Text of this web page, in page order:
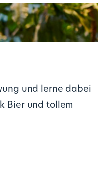
und lerne dabei
Bier und tollem